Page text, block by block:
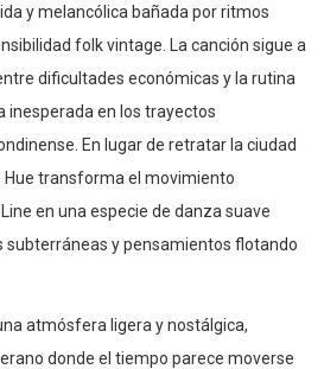
y melancólica bañada por ritmos
folk vintage. La canción sigue a
dificultades económicas y la rutina
inesperada en los trayectos
En lugar de retratar la ciudad
Hue transforma el movimiento
en una especie de danza suave
subterráneas y pensamientos flotando
atmósfera ligera y nostálgica,
donde el tiempo parece moverse